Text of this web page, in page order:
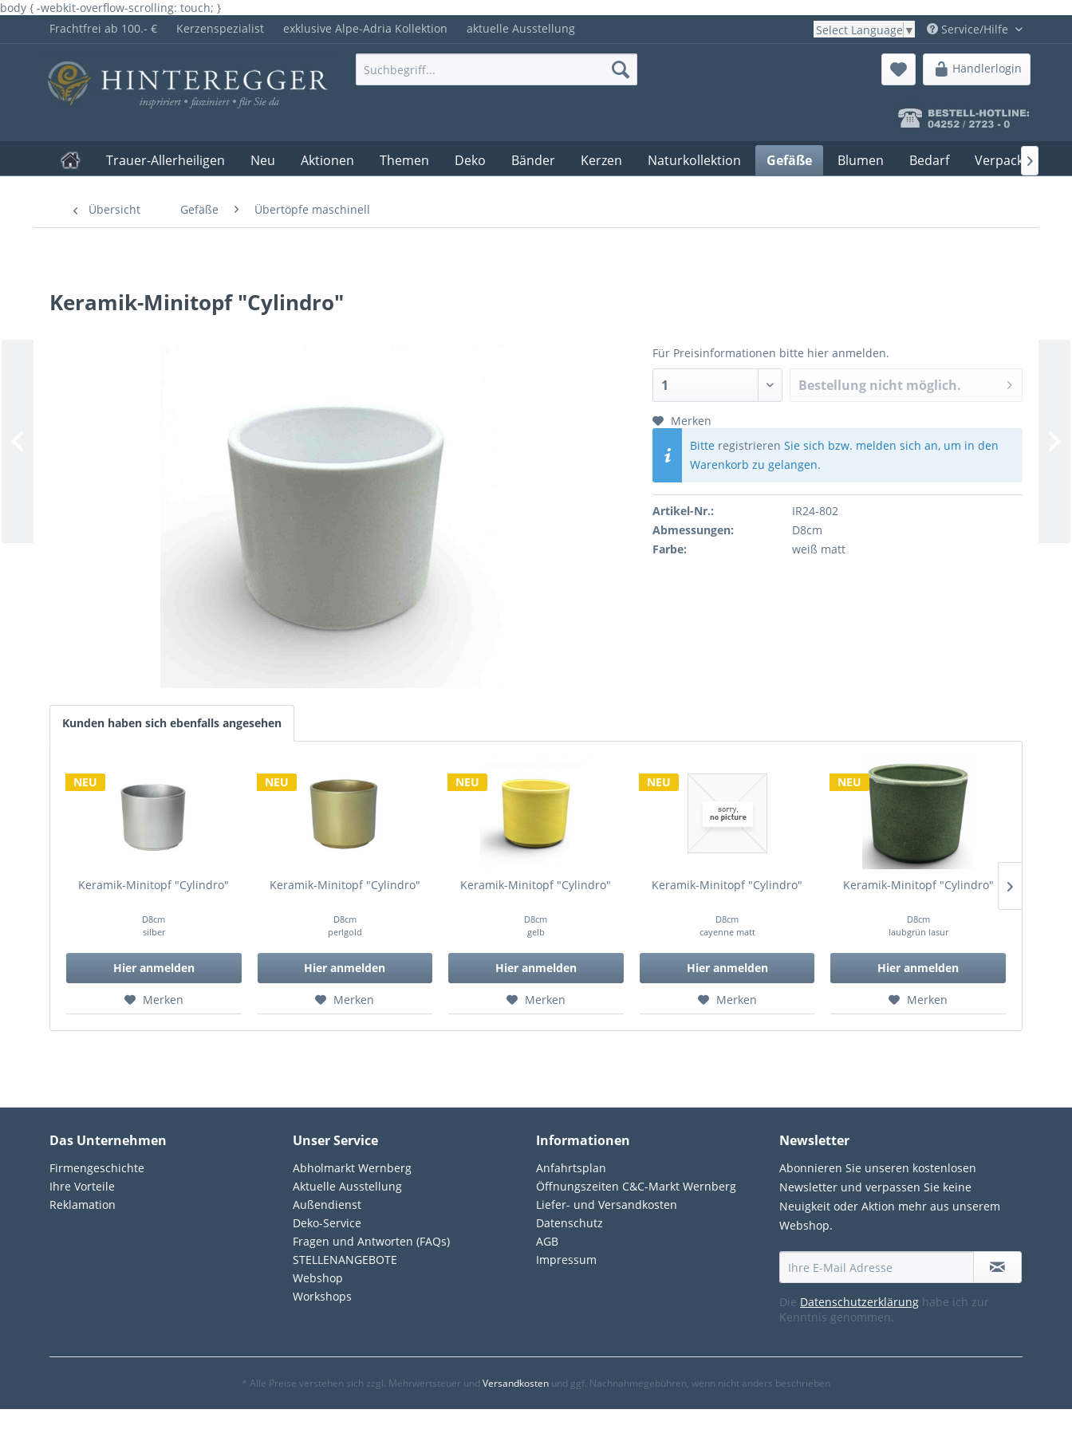
body { -webkit-overflow-scrolling: touch; }
Frachtfrei ab 100.- €
Kerzenspezialist exklusive Alpe-Adria Kollektion aktuelle Ausstellung Select Language ▼ Service/Hilfe
Händlerlogin
Trauer-Allerheiligen Neu Aktionen Themen Deko Bänder Kerzen Naturkollektion Gefäße Blumen Bedarf Verpackung

Übersicht Gefäße Übertöpfe maschinell
Keramik-Minitopf "Cylindro"
Für Preisinformationen bitte hier anmelden.
Bestellung nicht möglich.
Merken
Bitte registrieren Sie sich bzw. melden sich an, um in den
Warenkorb zu gelangen.
Artikel-Nr.:
IR24-802
Abmessungen:
D8cm
Farbe:
weiß matt
Kunden haben sich ebenfalls angesehen
NEU
Keramik-Minitopf "Cylindro"
D8cm
silber
Hier anmelden
Merken
NEU
Keramik-Minitopf "Cylindro"
D8cm
perlgold
Hier anmelden
Merken
NEU
Keramik-Minitopf "Cylindro"
D8cm
gelb
Hier anmelden
Merken
NEU
Keramik-Minitopf "Cylindro"
D8cm
cayenne matt
Hier anmelden
Merken
NEU
Keramik-Minitopf "Cylindro"
D8cm
laubgrün lasur
Hier anmelden
Merken
Das Unternehmen
Firmengeschichte
Ihre Vorteile
Reklamation
Unser Service
Abholmarkt Wernberg
Aktuelle Ausstellung
Außendienst
Deko-Service
Fragen und Antworten (FAQs)
STELLENANGEBOTE
Webshop
Workshops
Informationen
Anfahrtsplan
Öffnungszeiten C&C-Markt Wernberg
Liefer- und Versandkosten
Datenschutz
AGB
Impressum
Newsletter
Abonnieren Sie unseren kostenlosen
Newsletter und verpassen Sie keine
Neuigkeit oder Aktion mehr aus unserem
Webshop.
Die Datenschutzerklärung habe ich zur
Kenntnis genommen.
* Alle Preise verstehen sich zzgl. Mehrwertsteuer und Versandkosten und ggf. Nachnahmegebühren, wenn nicht anders beschrieben